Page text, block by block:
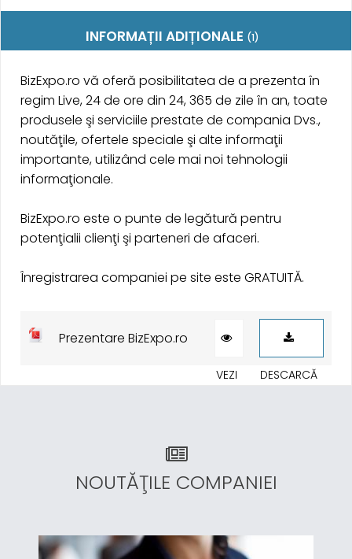
INFORMAȚII ADIȚIONALE (1)
BizExpo.ro vă oferă posibilitatea de a prezenta în
regim Live, 24 de ore din 24, 365 de zile în an, toate
produsele şi serviciile prestate de compania Dvs.,
noutăţile, ofertele speciale şi alte informaţii
importante, utilizând cele mai noi tehnologii
informaţionale.
BizExpo.ro este o punte de legătură pentru
potenţialii clienţi şi parteneri de afaceri.
Înregistrarea companiei pe site este GRATUITĂ.
Prezentare BizExpo.ro
VEZI DESCARCĂ
NOUTĂŢILE COMPANIEI